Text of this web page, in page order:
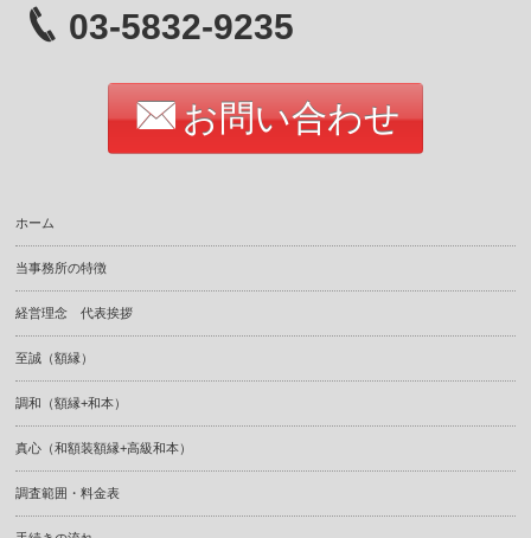
03-5832-9235
お問い合わせ
ホーム
当事務所の特徴
経営理念 代表挨拶
至誠（額縁）
調和（額縁+和本）
真心（和額装額縁+高級和本）
調査範囲・料金表